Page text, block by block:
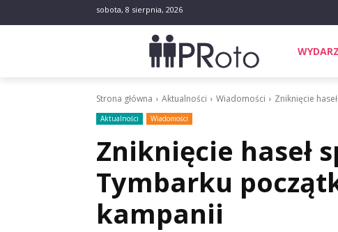
sobota, 8 sierpnia, 2026
Strona główna Aktualności Wiadomości Zniknięcie
Aktualności Wiadomości
Zniknięcie haseł
Tymbarku
kampanii